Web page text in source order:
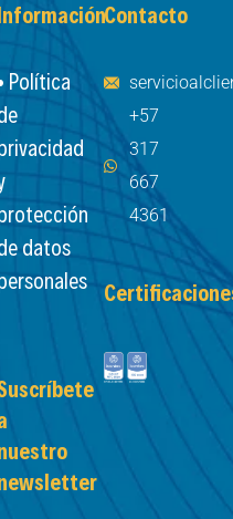
Política
datos
Contacto
+57
317
667
4361